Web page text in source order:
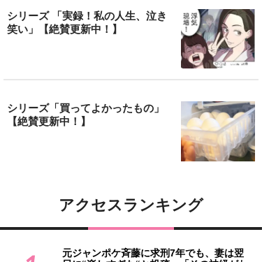
シリーズ 「実録！私の人生、泣き
笑い」【絶賛更新中！】
シリーズ「買ってよかったもの」
【絶賛更新中！】
アクセスランキング
元ジャンポケ斉藤に求刑7年でも、妻は翌